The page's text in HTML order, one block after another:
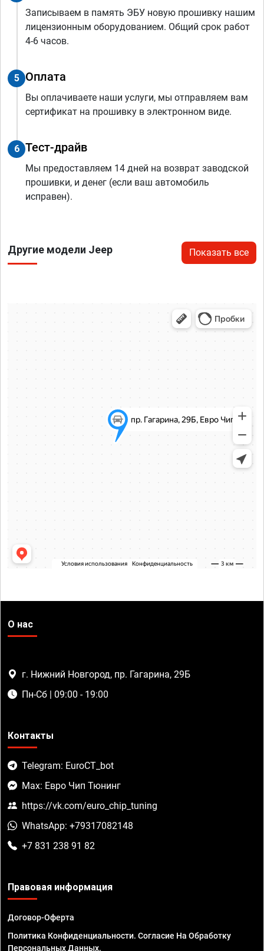
Записываем в память ЭБУ новую прошивку нашим
лицензионным оборудованием. Общий срок работ
4-6 часов.
5 Оплата
Вы оплачиваете наши услуги, мы отправляем вам
сертификат на прошивку в электронном виде.
6 Тест-драйв
Мы предоставляем 14 дней на возврат заводской
прошивки, и денег (если ваш автомобиль
исправен).
Другие модели Jeep Показать все
О нас
г. Нижний Новгород, пр. Гагарина, 29Б
Пн-Сб | 09:00 - 19:00
Контакты
Telegram: EuroCT_bot
Max: Евро Чип Тюнинг
https://vk.com/euro_chip_tuning
WhatsApp: +79317082148
+7 831 238 91 82
Правовая информация
Договор-Оферта
Политика Конфиденциальности. Согласие На Обработку
Персональных Данных.